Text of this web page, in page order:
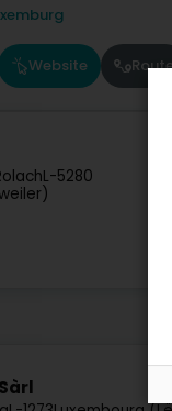
Website
L-5280